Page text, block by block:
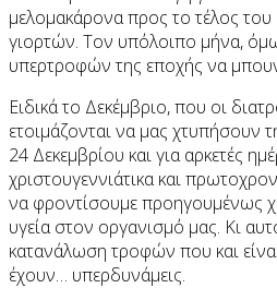
μελομακάρονα προς το τέλος
γιορτών. Τον υπόλοιπο μήνα,
υπερτροφών της εποχής να
Ειδικά το Δεκέμβριο, που οι
ετοιμάζονται να μας χτυπήσουν
24 Δεκεμβρίου και για αρκετές
χριστουγεννιάτικα και
να φροντίσουμε προηγουμένως
υγεία στον οργανισμό μας. Κι
κατανάλωση τροφών που και
έχουν… υπερδυνάμεις.